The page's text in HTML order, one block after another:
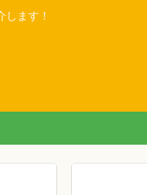
ます！